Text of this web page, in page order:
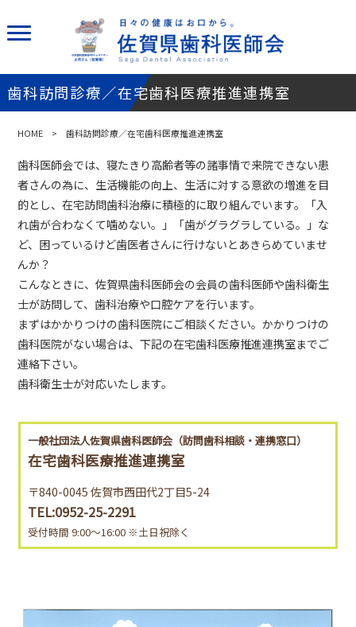
歯科訪問診療／在宅歯科医療推進連携室
HOME > 歯科訪問診療／在宅歯科医療推進連携室
歯科医師会では、寝たきり高齢者等の諸事情で来院できない患
者さんの為に、生活機能の向上、生活に対する意欲の増進を目
的とし、在宅訪問歯科治療に積極的に取り組んでいます。「入
れ歯が合わなくて噛めない。」「歯がグラグラしている。」な
ど、困っているけど歯医者さんに行けないとあきらめていませ
んか？
こんなときに、佐賀県歯科医師会の会員の歯科医師や歯科衛生
士が訪問して、歯科治療や口腔ケアを行います。
まずはかかりつけの歯科医院にご相談ください。かかりつけの
歯科医院がない場合は、下記の在宅歯科医療推進連携室までご
連絡下さい。
歯科衛生士が対応いたします。
⼀般社団法⼈佐賀県⻭科医師会（訪問歯科相談・連携窓口）
在宅⻭科医療推進連携室
〒840-0045 佐賀市⻄⽥代2丁⽬5-24
TEL:0952-25-2291
受付時間 9:00〜16:00 ※⼟⽇祝除く